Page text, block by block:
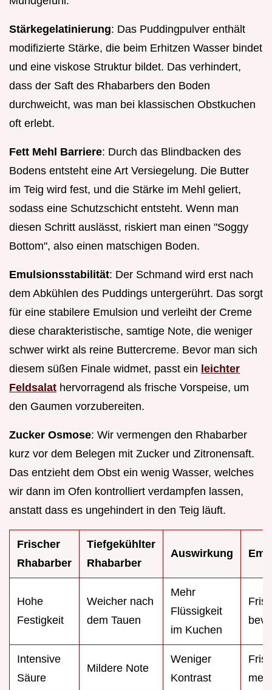
Stärkegelatinierung: Das Puddingpulver enthält
modifizierte Stärke, die beim Erhitzen Wasser bindet
und eine viskose Struktur bildet. Das verhindert,
dass der Saft des Rhabarbers den Boden
durchweicht, was man bei klassischen Obstkuchen
oft erlebt.
Fett Mehl Barriere: Durch das Blindbacken des
Bodens entsteht eine Art Versiegelung. Die Butter
im Teig wird fest, und die Stärke im Mehl geliert,
sodass eine Schutzschicht entsteht. Wenn man
diesen Schritt auslässt, riskiert man einen "Soggy
Bottom", also einen matschigen Boden.
Emulsionsstabilität: Der Schmand wird erst nach
dem Abkühlen des Puddings untergerührt. Das sorgt
für eine stabilere Emulsion und verleiht der Creme
diese charakteristische, samtige Note, die weniger
schwer wirkt als reine Buttercreme. Bevor man sich
diesem süßen Finale widmet, passt ein leichter
Feldsalat hervorragend als frische Vorspeise, um
den Gaumen vorzubereiten.
Zucker Osmose: Wir vermengen den Rhabarber
kurz vor dem Belegen mit Zucker und Zitronensaft.
Das entzieht dem Obst ein wenig Wasser, welches
wir dann im Ofen kontrolliert verdampfen lassen,
anstatt dass es ungehindert in den Teig läuft.
Frischer
Rhabarber
Tiefgekühlter
Rhabarber
Auswirkung
Hohe
Festigkeit
Weicher nach
dem Tauen
Mehr
Flüssigkeit
im Kuchen
Intensive
Säure
Mildere Note
Weniger
Kontrast